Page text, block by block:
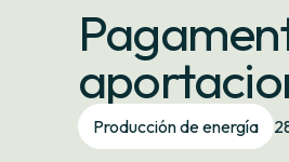
Producción de energía